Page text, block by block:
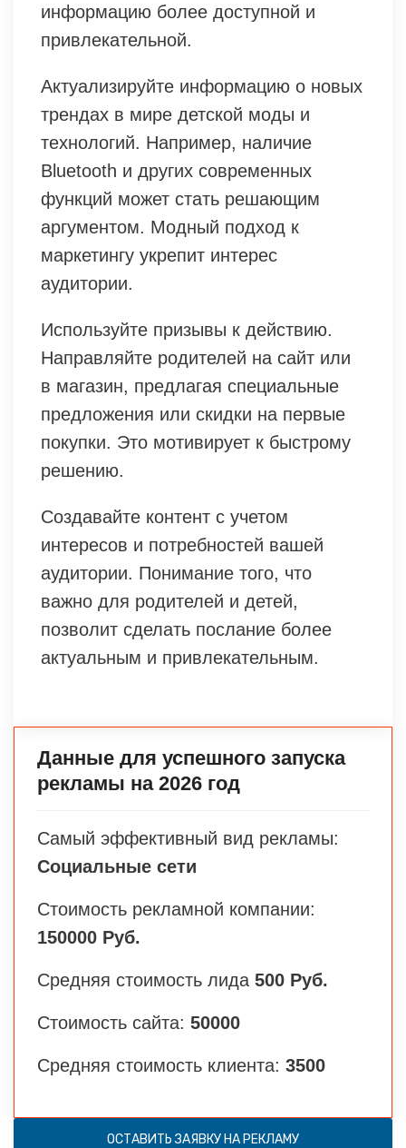
информацию более доступной и
привлекательной.
Актуализируйте информацию о новых
трендах в мире детской моды и
технологий. Например, наличие
Bluetooth и других современных
функций может стать решающим
аргументом. Модный подход к
маркетингу укрепит интерес
аудитории.
Используйте призывы к действию.
Направляйте родителей на сайт или
в магазин, предлагая специальные
предложения или скидки на первые
покупки. Это мотивирует к быстрому
решению.
Создавайте контент с учетом
интересов и потребностей вашей
аудитории. Понимание того, что
важно для родителей и детей,
позволит сделать послание более
актуальным и привлекательным.
Данные для успешного запуска
рекламы на 2026 год
Самый эффективный вид рекламы:
Социальные сети
Стоимость рекламной компании:
150000 Руб.
Средняя стоимость лида 500 Руб.
Стоимость сайта: 50000
Средняя стоимость клиента: 3500
ОСТАВИТЬ ЗАЯВКУ НА РЕКЛАМУ